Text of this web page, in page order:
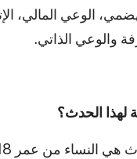
الوعي المالي،
والوعي الذاتي.